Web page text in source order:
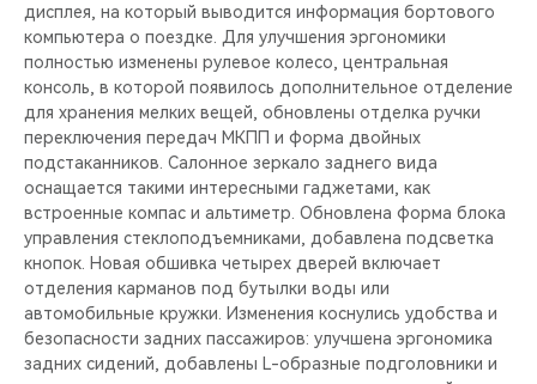
дисплея, на который выводится информация бортового
компьютера о поездке. Для улучшения эргономики
полностью изменены рулевое колесо, центральная
консоль, в которой появилось дополнительное отделение
для хранения мелких вещей, обновлены отделка ручки
переключения передач МКПП и форма двойных
подстаканников. Салонное зеркало заднего вида
оснащается такими интересными гаджетами, как
встроенные компас и альтиметр. Обновлена форма блока
управления стеклоподъемниками, добавлена подсветка
кнопок. Новая обшивка четырех дверей включает
отделения карманов под бутылки воды или
автомобильные кружки. Изменения коснулись удобства и
безопасности задних пассажиров: улучшена эргономика
задних сидений, добавлены L-образные подголовники и